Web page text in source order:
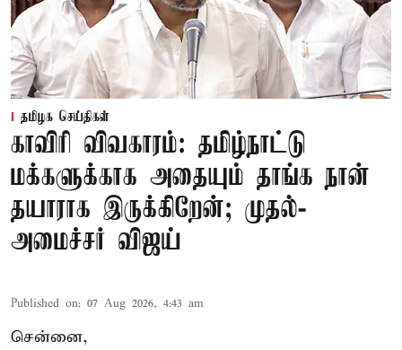
தமிழக செய்திகள்
காவிரி விவகாரம்: தமிழ்நாட்டு
மக்களுக்காக அதையும் தாங்க நான்
தயாராக இருக்கிறேன்; முதல்-
அமைச்சர் விஜய்
Published on: 07 Aug 2026, 4:43 am
சென்னை,